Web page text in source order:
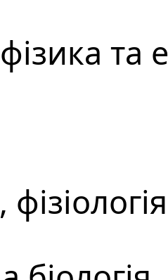
та